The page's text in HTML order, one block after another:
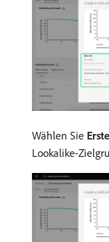
Wählen Sie
Lookalike-